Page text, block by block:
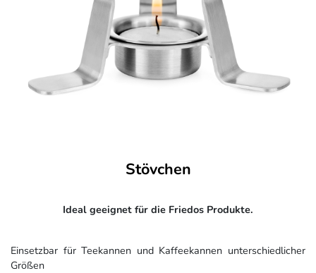
Stövchen
Ideal geeignet für die Friedos Produkte.
Einsetzbar für Teekannen und Kaffeekannen unterschiedlicher
Größen